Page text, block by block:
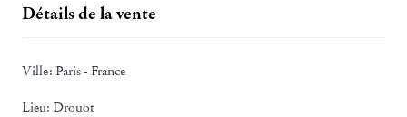
Détails de la vente
Ville: Paris - France
Lieu: Drouot